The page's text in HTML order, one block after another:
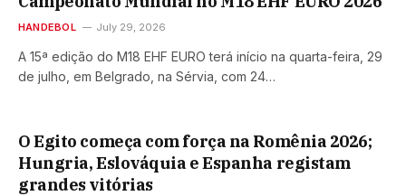
HANDEBOL July 29, 2026
A 15ª edição do M18 EHF EURO terá início na quarta-feira, 29
de julho, em Belgrado, na Sérvia, com 24…
O Egito começa com força na Romênia 2026;
Hungria, Eslováquia e Espanha registam
grandes vitórias